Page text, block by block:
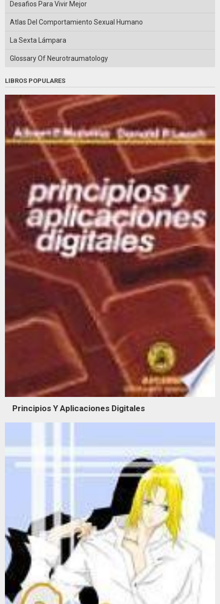
Desafios Para Vivir Mejor
Atlas Del Comportamiento Sexual Humano
La Sexta Lámpara
Glossary Of Neurotraumatology
LIBROS POPULARES
Principios Y Aplicaciones Digitales